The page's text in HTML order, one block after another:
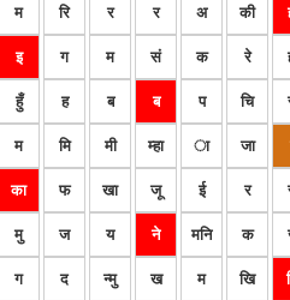
म रि र र अ की
इ ग म सं क रे
हुँ ह ब ब प चि
म मि मी म्हा ा जा
का फ खा जू ई र
मु ज य ने मनि क
ग द न्मु ख म खि